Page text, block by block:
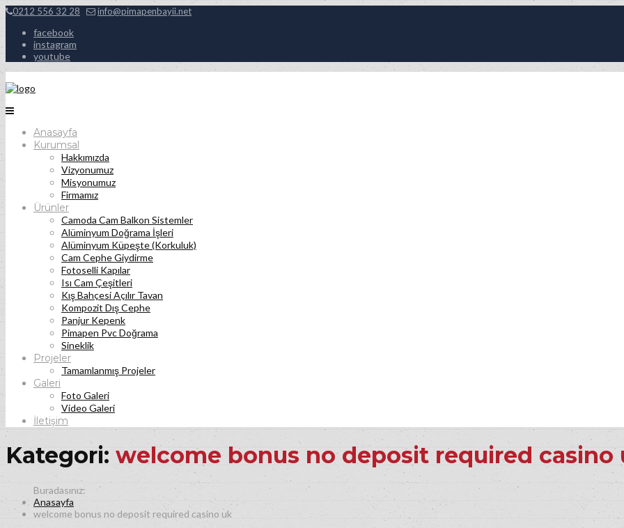
0212 556 32 28 info@pimapenbayii.net
facebook
instagram
youtube
Anasayfa
Kurumsal
Hakkımızda
Vizyonumuz
Misyonumuz
Firmamız
Ürünler
Camoda Cam Balkon Sistemler
Alüminyum Doğrama İşleri
Alüminyum Küpeşte (Korkuluk)
Cam Cephe Giydirme
Fotoselli Kapılar
Isı Cam Çeşitleri
Kış Bahçesi Açılır Tavan
Kompozit Dış Cephe
Panjur Kepenk
Pimapen Pvc Doğrama
Sineklik
Projeler
Tamamlanmış Projeler
Galeri
Foto Galeri
Video Galeri
İletişim
Kategori: welcome bonus no deposit required casino
Anasayfa
welcome bonus no deposit required casino uk